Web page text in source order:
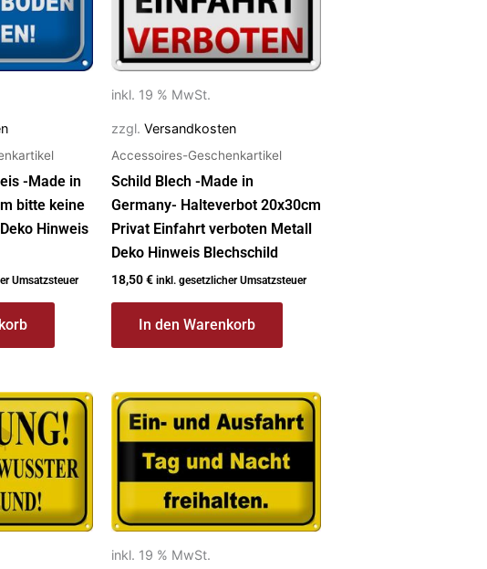
-Made in
bitte keine
Hinweis
Umsatzsteuer
inkl. 19 % MwSt.
zzgl. Versandkosten
Accessoires-Geschenkartikel
Schild Blech -Made in
Germany- Halteverbot 20x30cm
Privat Einfahrt verboten Metall
Deko Hinweis Blechschild
18,50€ inkl. gesetzlicher Umsatzsteuer
In den Warenkorb
inkl. 19 % MwSt.